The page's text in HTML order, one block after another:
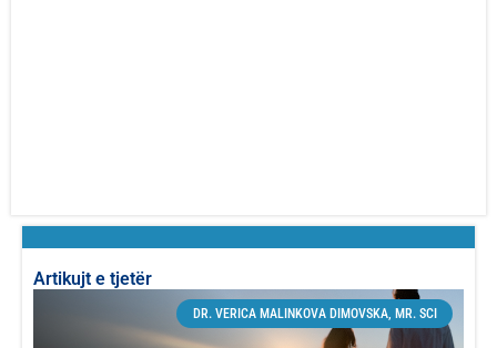
Artikujt e tjetër
DR. VERICA MALINKOVA DIMOVSKA, MR. SCI